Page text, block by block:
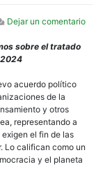
Dejar un comentarioen
sobre el tratado
acuerdo político
de la
y otros
representando a
el fin de las
Lo califican como un
y el planeta